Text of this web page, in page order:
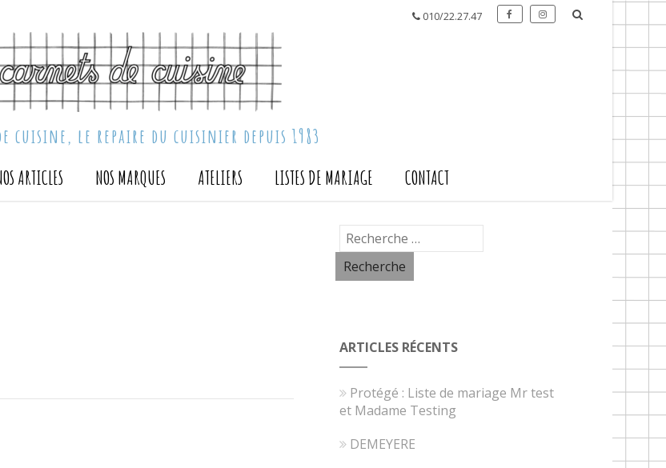
010/22.27.47
cuisine, le repaire du cuisinier depuis 1983
ARTICLES NOS MARQUES ATELIERS LISTES DE MARIAGE CONTACT
ARTICLES RÉCENTS
Protégé : Liste de mariage Mr test
et Madame Testing
DEMEYERE